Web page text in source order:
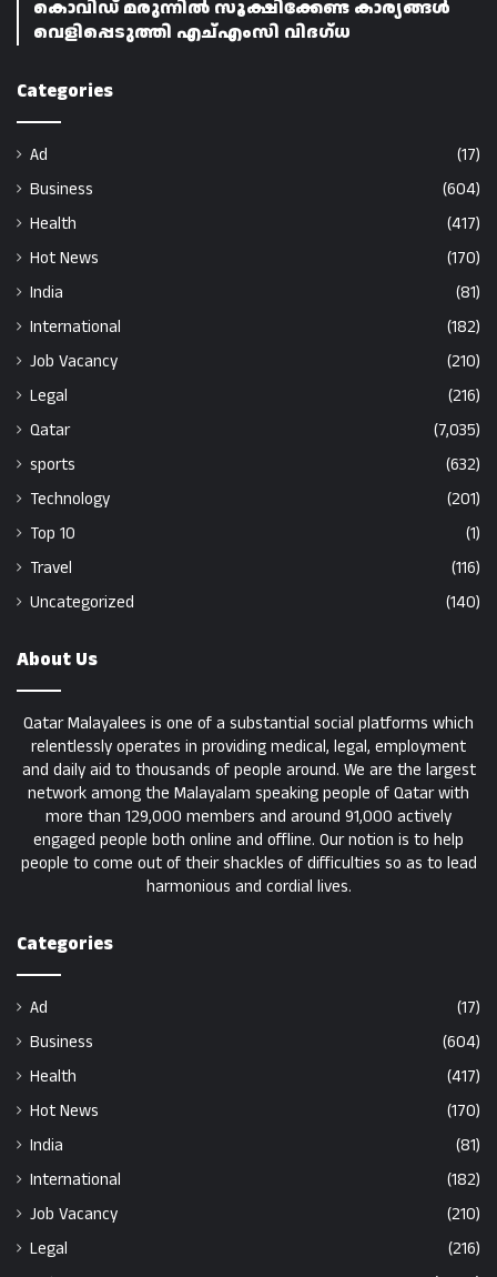
കൊവിഡ് മരുന്നിൽ സൂക്ഷിക്കേണ്ട കാര്യങ്ങൾ
വെളിപ്പെടുത്തി എച്എംസി വിദഗ്ധ
Categories
Ad
(17)
Business
(604)
Health
(417)
Hot News
(170)
India
(81)
International
(182)
Job Vacancy
(210)
Legal
(216)
Qatar
(7,035)
sports
(632)
Technology
(201)
Top 10
(1)
Travel
(116)
Uncategorized
(140)
About Us
Qatar Malayalees is one of a substantial social platforms which
relentlessly operates in providing medical, legal, employment
and daily aid to thousands of people around. We are the largest
network among the Malayalam speaking people of Qatar with
more than 129,000 members and around 91,000 actively
engaged people both online and offline. Our notion is to help
people to come out of their shackles of difficulties so as to lead
harmonious and cordial lives.
Categories
Ad
(17)
Business
(604)
Health
(417)
Hot News
(170)
India
(81)
International
(182)
Job Vacancy
(210)
Legal
(216)